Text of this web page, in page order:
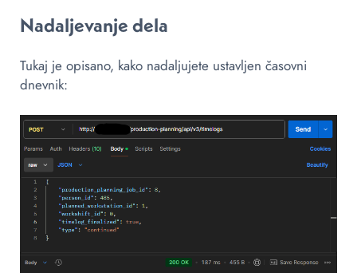
Nadaljevanje dela
Tukaj je opisano, kako nadaljujete ustavljen časovni
dnevnik: